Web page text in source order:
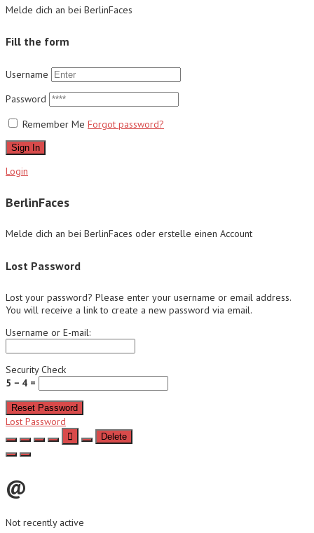
Melde dich an bei BerlinFaces
Fill the form
Username
Password
Remember Me Forgot password?
Sign In
Login
BerlinFaces
Melde dich an bei BerlinFaces oder erstelle einen Account
Lost Password
Lost your password? Please enter your username or email address.
You will receive a link to create a new password via email.
Username or E-mail:
Security Check
5 − 4 =
Reset Password
Lost Password
Delete
@
Not recently active